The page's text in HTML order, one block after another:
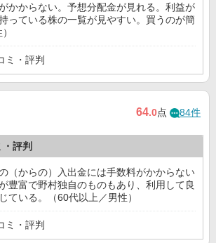
かからない。予想分配金が見れる。利益が
っている株の一覧が見やすい。買うのが簡
ミ・評判
64.0点 84件
評判
（からの）入出金には手数料がかからない
豊富で野村独自のものもあり、利用して良
ている。（60代以上／男性）
ミ・評判